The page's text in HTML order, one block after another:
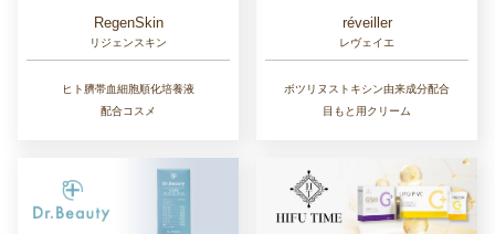
RegenSkin
リジェンスキン
ヒト臍帯血細胞順化培養液
配合コスメ
réveiller
レヴェイエ
ボツリヌストキシン由来成分配合
目もと用クリーム